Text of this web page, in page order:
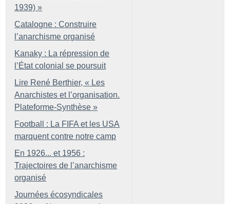
1939) »
Catalogne : Construire
l’anarchisme organisé
Kanaky : La répression de
l’État colonial se poursuit
Lire René Berthier, « Les
Anarchistes et l’organisation.
Plateforme-Synthèse »
Football : La FIFA et les USA
marquent contre notre camp
En 1926... et 1956 :
Trajectoires de l’anarchisme
organisé
Journées écosyndicales